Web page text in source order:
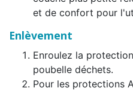
et de confort pour
Enlèvement
Enroulez la
poubelle déchets.
Pour les protections